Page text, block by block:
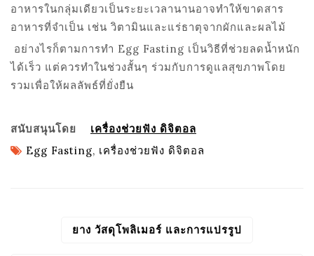
อาหารในกลุ่มเดียวเป็นระยะเวลานานอาจทำให้ขาดสาร
อาหารที่จำเป็น เช่น วิตามินและแร่ธาตุจากผักและผลไม้
อย่างไรก็ตามการทำ Egg Fasting เป็นวิธีที่ช่วยลดน้ำหนัก
ได้เร็ว แต่ควรทำในช่วงสั้นๆ ร่วมกับการดูแลสุขภาพโดย
รวมเพื่อให้ผลลัพธ์ที่ยั่งยืน
สนับสนุนโดย เครื่องช่วยฟัง ดิจิตอล
Egg Fasting, เครื่องช่วยฟัง ดิจิตอล
ยาง วัสดุโพลิเมอร์ และการแปรรูป